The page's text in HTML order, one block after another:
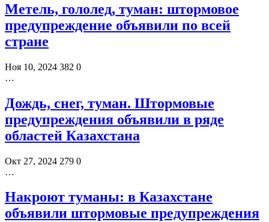
Метель, гололед, туман: штормовое
предупреждение объявили по всей
стране
Ноя 10, 2024 382 0
…
Дождь, снег, туман. Штормовые
предупреждения объявили в ряде
областей Казахстана
Окт 27, 2024 279 0
…
Накроют туманы: в Казахстане
объявили штормовые предупреждения